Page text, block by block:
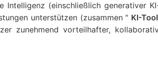
(einschließlich generativer
unterstützen (zusammen " KI-
zunehmend vorteilhafter,